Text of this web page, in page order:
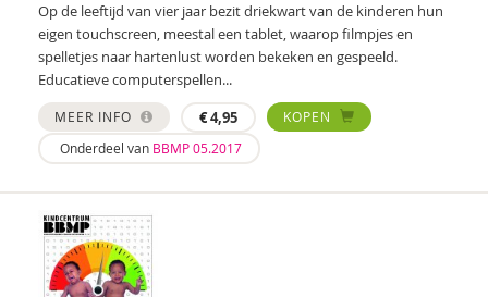
Op de leeftijd van vier jaar bezit driekwart van de kinderen hun
eigen touchscreen, meestal een tablet, waarop filmpjes en
spelletjes naar hartenlust worden bekeken en gespeeld.
Educatieve computerspellen...
MEER INFO €4,95
KOPEN
Onderdeel van BBMP 05.2017